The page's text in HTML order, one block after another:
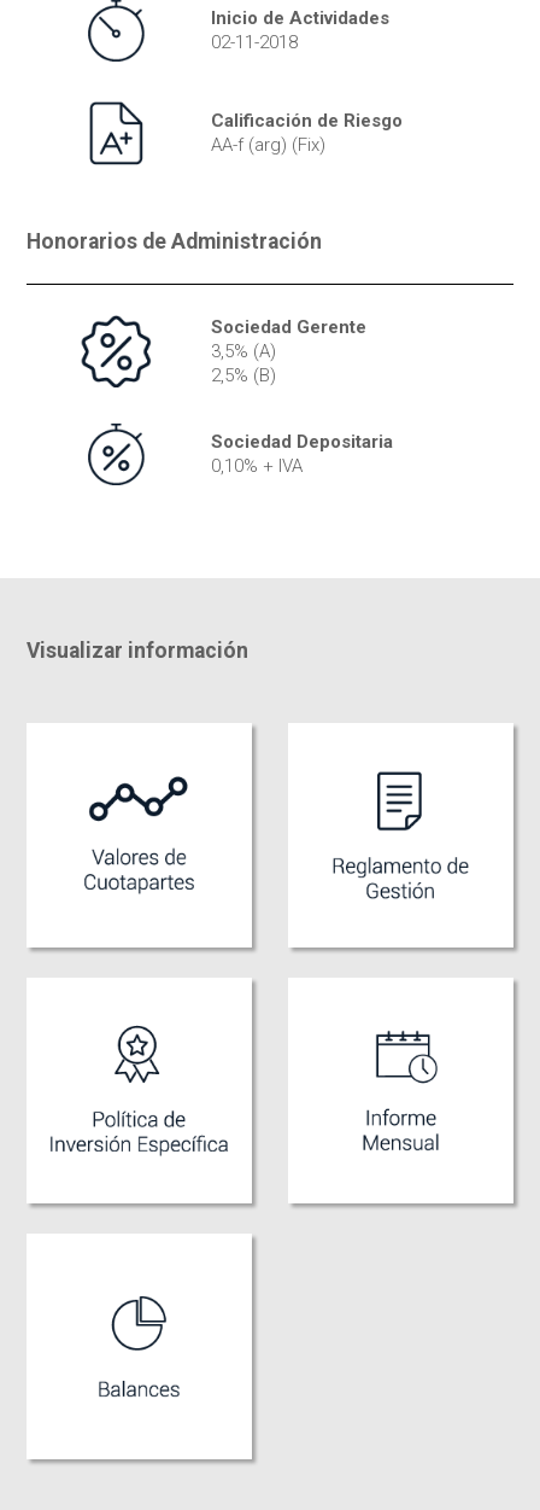
Inicio de Actividades
02-11-2018
Calificación de Riesgo
AA-f (arg) (Fix)
Honorarios de Administración
Sociedad Gerente
3,5% (A)
2,5% (B)
Sociedad Depositaria
0,10% + IVA
Visualizar información